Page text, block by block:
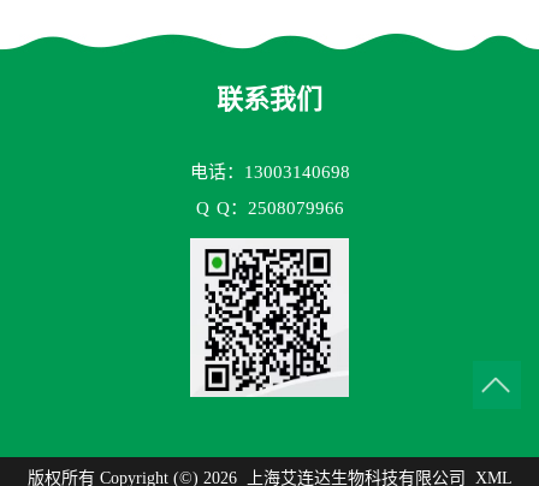
联系我们
电话：13003140698
Q Q：2508079966
版权所有 Copyright (©) 2026 上海艾连达生物科技有限公司 XML